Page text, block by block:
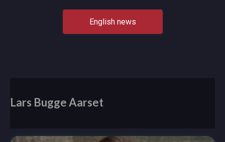
English news
Lars Bugge Aarset